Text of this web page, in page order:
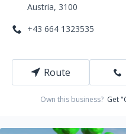
Austria, 3100
+43 664 1323535
Route
Own this business? Get